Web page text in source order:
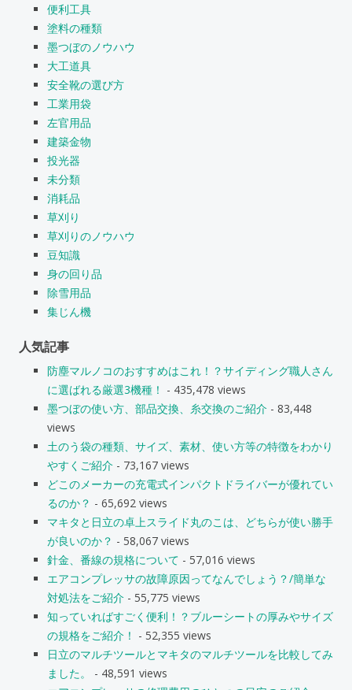
便利工具
塗料の種類
墨つぼのノウハウ
大工道具
安全靴の選び方
工業用袋
左官用品
建築金物
投光器
未分類
消耗品
草刈り
草刈りのノウハウ
豆知識
身の回り品
除雪用品
集じん機
人気記事
防塵マルノコのおすすめはこれ！？サイディング職人さん
に選ばれる厳選3機種！ - 435,478 views
墨つぼの使い方、部品交換、糸交換のご紹介 - 83,448
views
土のう袋の種類、サイズ、素材、使い方等の特徴をわかり
やすくご紹介 - 73,167 views
どこのメーカーの充電式インパクトドライバーが優れてい
るのか？ - 65,692 views
マキタと日立の卓上スライド丸のこは、どちらが使い勝手
が良いのか？ - 58,067 views
針金、番線の規格について - 57,016 views
エアコンプレッサの故障原因ってなんでしょう？/簡単な
対処法をご紹介 - 55,775 views
知っていればすごく便利！？ブルーシートの厚みやサイズ
の規格をご紹介！ - 52,355 views
日立のマルチツールとマキタのマルチツールを比較してみ
ました。
- 48,591 views